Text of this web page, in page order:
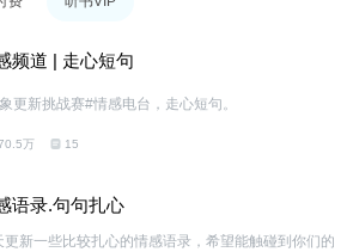
频道 | 走心短句
更新挑战赛#情感电台，走心短句。
万 15
语录.句句扎心
更新一些比较扎心的情感语录，希望能触碰到你们的